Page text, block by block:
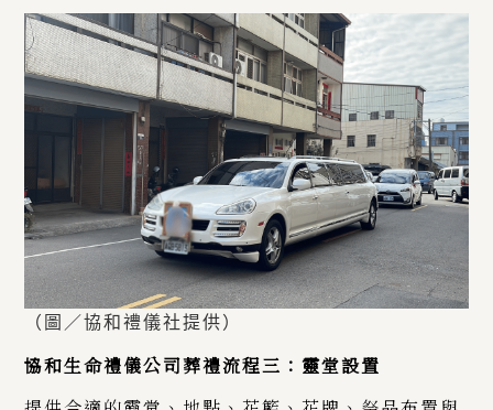
（圖／協和禮儀社提供）
協和生命禮儀公司葬禮流程三：靈堂設置